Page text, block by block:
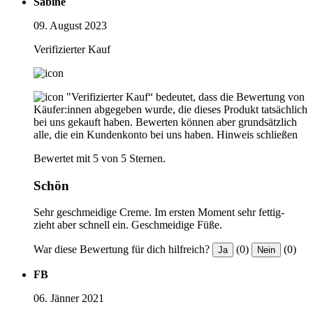
09. August 2023
Verifizierter Kauf
"Verifizierter Kauf“ bedeutet, dass die Bewertung von
Käufer:innen abgegeben wurde, die dieses Produkt tatsächlich
bei uns gekauft haben. Bewerten können aber grundsätzlich
alle, die ein Kundenkonto bei uns haben. Hinweis schließen
Bewertet mit 5 von 5 Sternen.
Schön
Sehr geschmeidige Creme. Im ersten Moment sehr fettig-
zieht aber schnell ein. Geschmeidige Füße.
War diese Bewertung für dich hilfreich? Ja (0) Nein (0)
FB
06. Jänner 2021